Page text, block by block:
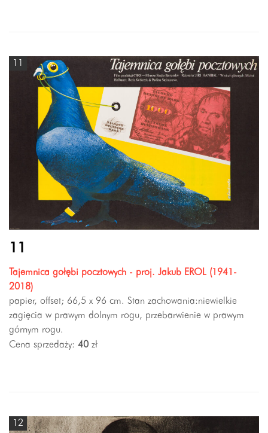
11
11
Tajemnica gołębi pocztowych - proj. Jakub EROL (1941-
2018)
papier, offset; 66,5 x 96 cm. Stan zachowania:niewielkie
zagięcia w prawym dolnym rogu, przebarwienie w prawym
górnym rogu.
Cena sprzedaży: 40 zł
12